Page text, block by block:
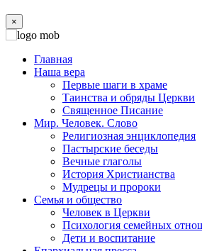
×
Главная
Наша вера
Первые шаги в храме
Таинства и обряды Церкви
Священное Писание
Мир. Человек. Слово
Религиозная энциклопедия
Пастырские беседы
Вечные глаголы
История Христианства
Мудрецы и пророки
Семья и общество
Человек в Церкви
Психология семейных
Дети и воспитание